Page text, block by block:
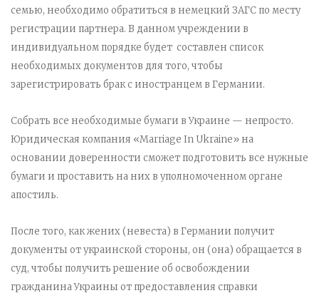
семью, необходимо обратиться в немецкий ЗАГС по месту
регистрации партнера. В данном учреждении в
индивидуальном порядке будет составлен список
необходимых документов для того, чтобы
зарегистрировать брак с иностранцем в Германии.
Собрать все необходимые бумаги в Украине — непросто.
Юридическая компания «Marriage In Ukraine» на
основании доверенности сможет подготовить все нужные
бумаги и проставить на них в уполномоченном органе
апостиль.
После того, как жених (невеста) в Германии получит
документы от украинской стороны, он (она) обращается в
суд, чтобы получить решение об освобождении
гражданина Украины от предоставления справки